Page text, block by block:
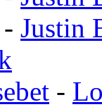
- Justin
-